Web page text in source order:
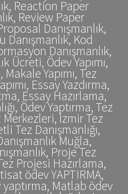
Reaction Paper
Review Paper
Danışmanlık,
Danışmanlık, Kod
Danışmanlık,
Ücreti, Ödev Yapımı,
Makale Yapımı, Tez
Essay Yazdırma,
Essay Hazırlama,
Ödev Yaptırma, Tez
Merkezleri, İzmir Tez
Tez Danışmanlığı,
Muğla,
Proje Tez
Projesi Hazırlama,
ödev YAPTIRMA,
Matlab ödev